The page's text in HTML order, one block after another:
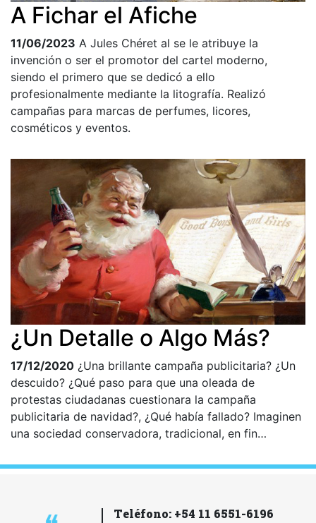
A Fichar el Afiche
11/06/2023 A Jules Chéret al se le atribuye la
invención o ser el promotor del cartel moderno,
siendo el primero que se dedicó a ello
profesionalmente mediante la litografía. Realizó
campañas para marcas de perfumes, licores,
cosméticos y eventos.
¿Un Detalle o Algo Más?
17/12/2020 ¿Una brillante campaña publicitaria? ¿Un
descuido? ¿Qué paso para que una oleada de
protestas ciudadanas cuestionara la campaña
publicitaria de navidad?, ¿Qué había fallado? Imaginen
una sociedad conservadora, tradicional, en fin…
Teléfono: +54 11 6551-6196